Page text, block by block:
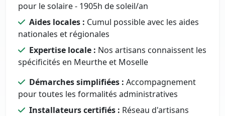
pour le solaire - 1905h de soleil/an
Aides locales : Cumul possible avec les aides
nationales et régionales
Expertise locale : Nos artisans connaissent les
spécificités en Meurthe et Moselle
Démarches simplifiées : Accompagnement
pour toutes les formalités administratives
Installateurs certifiés : Réseau d'artisans